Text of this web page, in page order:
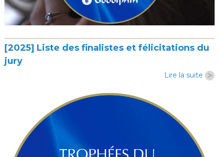
[2025] Liste des finalistes et félicitations du
jury
Lire la suite >